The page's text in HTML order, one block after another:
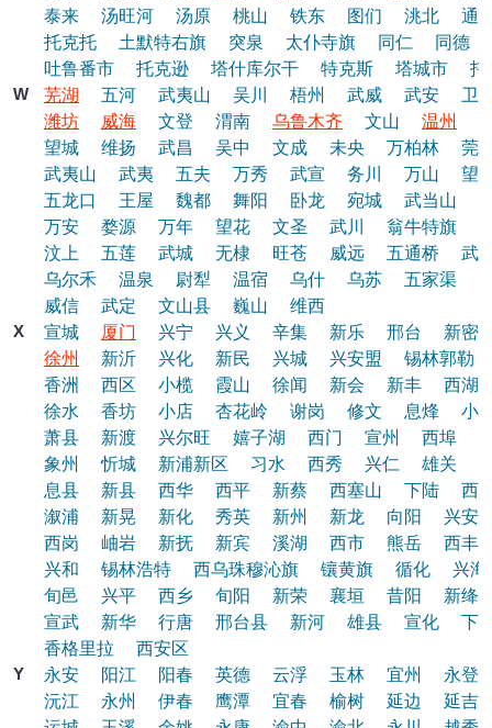
泰来
汤旺河 汤原 桃山 铁东 图们 洮北
通
托克托
土默特右旗 突泉 太仆寺旗 同仁
同德
吐鲁番市
托克逊 塔什库尔干 特克斯 塔城市
托
W
芜湖 五河 武夷山 吴川 梧州 武威 武安
卫
潍坊
威海 文登 渭南 乌鲁木齐 文山 温州
望城
维扬 武昌 吴中 文成 未央 万柏林
莞
武夷山
武夷 五夫 万秀 武宣 务川 万山
望
五龙口
王屋 魏都 舞阳 卧龙 宛城 武当山
万安
婺源 万年 望花 文圣 武川 翁牛特旗
汶上
五莲 武城 无棣 旺苍 威远 五通桥
武
乌尔禾
温泉 尉犁 温宿 乌什 乌苏 五家渠
威信
武定 文山县 巍山
维西
X
宣城 厦门 兴宁 兴义 辛集 新乐 邢台
新密
徐州
新沂 兴化 新民 兴城 兴安盟
锡林郭勒
香洲
西区 小榄 霞山 徐闻 新会 新丰
西湖
徐水
香坊 小店 杏花岭 谢岗 修文 息烽
小
萧县
新渡 兴尔旺 嬉子湖 西门 宣州 西埠
象州
忻城 新浦新区 习水 西秀 兴仁 雄关
息县
新县 西华 西平 新蔡 西塞山 下陆
西
溆浦
新晃 新化 秀英 新州 新龙 向阳
兴安
西岗
岫岩 新抚 新宾 溪湖 西市 熊岳
西丰
兴和
锡林浩特 西乌珠穆沁旗 镶黄旗 循化
兴海
旬邑
兴平 西乡 旬阳 新荣 襄垣 昔阳
新绛
宣武
新华 行唐 邢台县 新河 雄县 宣化
下
香格里拉
西安区
Y
永安 阳江 阳春 英德 云浮 玉林 宜州
永登
沅江
永州 伊春 鹰潭 宜春 榆树 延边
延吉